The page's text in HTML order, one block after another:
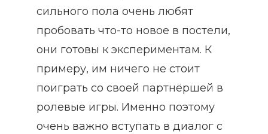
сильного пола очень любят
пробовать что-то новое в постели,
они готовы к экспериментам. К
примеру, им ничего не стоит
поиграть со своей партнёршей в
ролевые игры. Именно поэтому
очень важно вступать в диалог с